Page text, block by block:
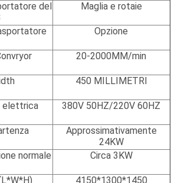
del
Maglia e rotaie
Opzione
20-2000MM/min
450 MILLIMETRI
elettrica 380V 50HZ/220V 60HZ
Approssimativamente
24KW
normale
Circa 3KW
4150*1300*1450